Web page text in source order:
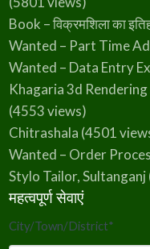
Book – विक्रमशिला का
Wanted – Part Time
Wanted – Data Entry
Khagaria 3d
(4553 views)
Chitrashala (4501
Wanted – Order
Stylo Tailor, Sultanganj
महत्वपूर्ण सेवाएं
City/Town/District*